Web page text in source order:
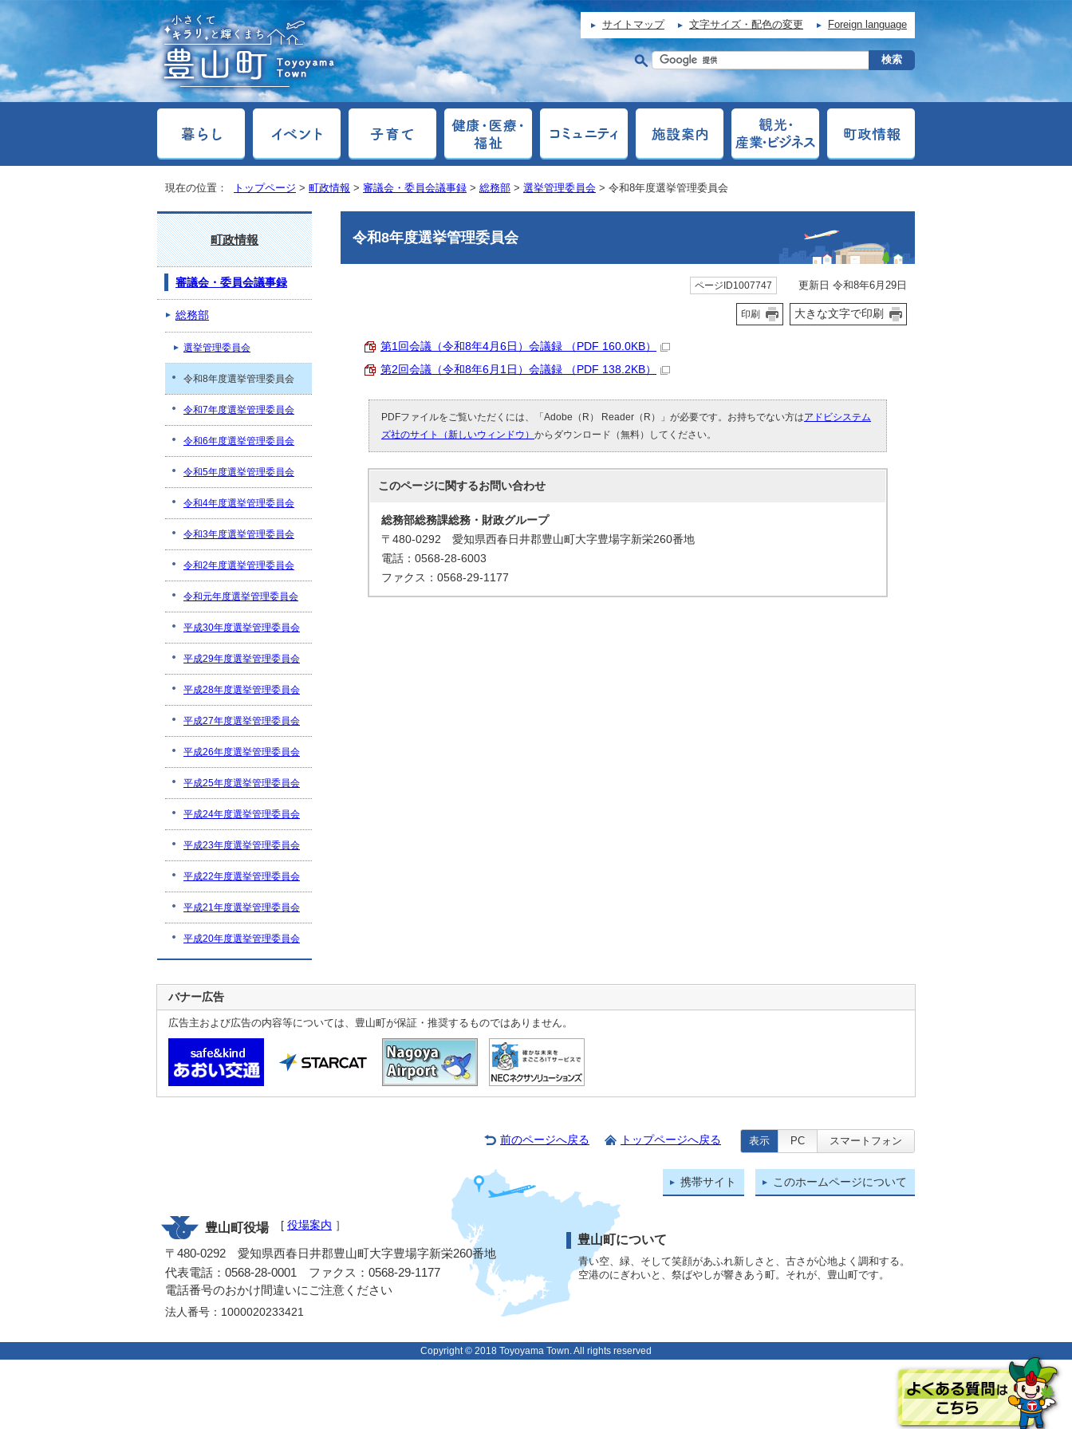
サイトマップ 文字サイズ・配色の変更 Foreign language
現在の位置： トップページ > 町政情報 > 審議会・委員会議事録 > 総務部 > 選挙管理委員会 > 令和8年度選挙管理委員会
令和8年度選挙管理委員会
ページID1007747 更新日 令和8年6月29日
印刷 大きな文字で印刷
第1回会議（令和8年4月6日）会議録 （PDF 160.0KB）
第2回会議（令和8年6月1日）会議録 （PDF 138.2KB）
PDFファイルをご覧いただくには、「Adobe（R） Reader（R）」が必要です。お持ちでない方はアドビシステム
ズ社のサイト（新しいウィンドウ） からダウンロード（無料）してください。
このページに関するお問い合わせ
総務部総務課総務・財政グループ
〒480-0292 愛知県西春日井郡豊山町大字豊場字新栄260番地
電話：0568-28-6003
ファクス：0568-29-1177
町政情報
審議会・委員会議事録
総務部
選挙管理委員会
令和8年度選挙管理委員会
令和7年度選挙管理委員会
令和6年度選挙管理委員会
令和5年度選挙管理委員会
令和4年度選挙管理委員会
令和3年度選挙管理委員会
令和2年度選挙管理委員会
令和元年度選挙管理委員会
平成30年度選挙管理委員会
平成29年度選挙管理委員会
平成28年度選挙管理委員会
平成27年度選挙管理委員会
平成26年度選挙管理委員会
平成25年度選挙管理委員会
平成24年度選挙管理委員会
平成23年度選挙管理委員会
平成22年度選挙管理委員会
平成21年度選挙管理委員会
平成20年度選挙管理委員会
バナー広告
広告主および広告の内容等については、豊山町が保証・推奨するものではありません。
前のページへ戻る トップページへ戻る 表示 PC スマートフォン
携帯サイト このホームページについて
豊山町役場 [ 役場案内 ］
〒480-0292 愛知県西春日井郡豊山町大字豊場字新栄260番地
代表電話：0568-28-0001 ファクス：0568-29-1177
電話番号のおかけ間違いにご注意ください
法人番号：1000020233421
豊山町について
青い空、緑、そして笑顔があふれ新しさと、古さが心地よく調和する。
空港のにぎわいと、祭ばやしが響きあう町。それが、豊山町です。
Copyright © 2018 Toyoyama Town. All rights reserved